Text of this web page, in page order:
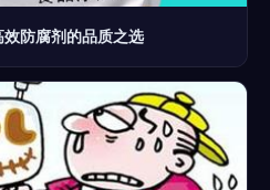
防腐剂的品质之选